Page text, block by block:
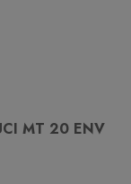
MT 20 ENV